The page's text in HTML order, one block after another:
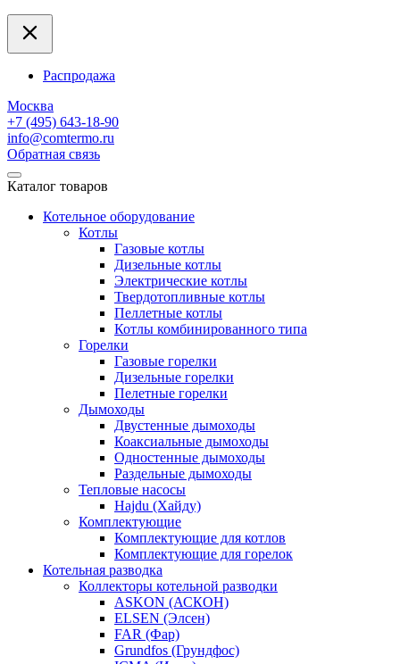
Распродажа
Москва
+7 (495) 643-18-90
info@comtermo.ru
Обратная связь
Каталог товаров
Котельное оборудование
Котлы
Газовые котлы
Дизельные котлы
Электрические котлы
Твердотопливные котлы
Пеллетные котлы
Котлы комбинированного типа
Горелки
Газовые горелки
Дизельные горелки
Пелетные горелки
Дымоходы
Двустенные дымоходы
Коаксиальные дымоходы
Одностенные дымоходы
Раздельные дымоходы
Тепловые насосы
Hajdu (Хайду)
Комплектующие
Комплектующие для котлов
Комплектующие для горелок
Котельная разводка
Коллекторы котельной разводки
ASKON (АСКОН)
ELSEN (Элсен)
FAR (Фар)
Grundfos (Грундфос)